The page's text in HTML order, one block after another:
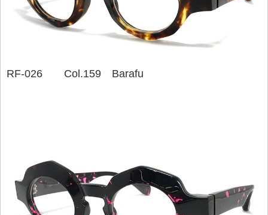
RF-026 Col.159 Barafu